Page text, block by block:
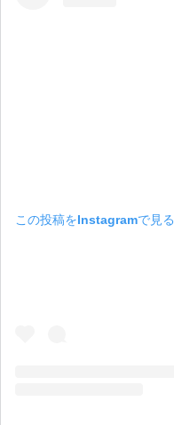
この投稿をInstagramで見る